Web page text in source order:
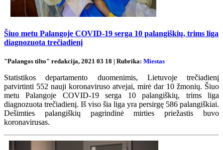
Šiuo metu Palangoje COVID-19 serga 10 palangiškių, trims liga
diagnozuota trečiadienį
"Palangos tilto" redakcija, 2021 03 18 | Rubrika: Miestas
Statistikos departamento duomenimis, Lietuvoje trečiadienį
patvirtinti 552 nauji koronaviruso atvejai, mirė dar 10 žmonių. Šiuo
metu Palangoje COVID-19 serga 10 palangiškių, trims liga
diagnozuota trečiadienį. Iš viso šia liga yra persirgę 586 palangiškiai.
Dešimties palangiškių pagrindinė mirties priežastis buvo
koronavirusas.